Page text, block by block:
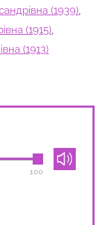
(1939)
(1915)
(1913)
100